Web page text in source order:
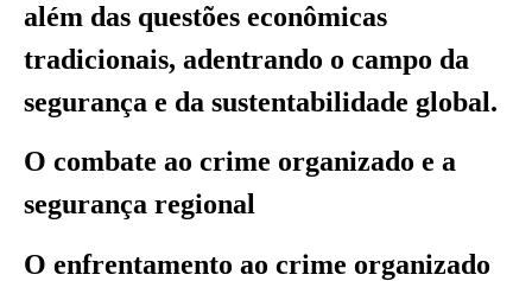
além das questões econômicas
tradicionais, adentrando o campo da
segurança e da sustentabilidade global.
O combate ao crime organizado e a
segurança regional
O enfrentamento ao crime organizado